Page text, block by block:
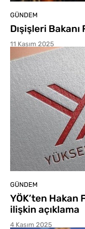
GÜNDEM
Dışişleri Bakanı
11 Kasım 2025
GÜNDEM
YÖK’ten Hakan
ilişkin açıklama
4 Kasım 2025